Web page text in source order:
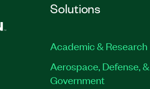
Solutions
Academic & Research
Aerospace, Defense, &
Government